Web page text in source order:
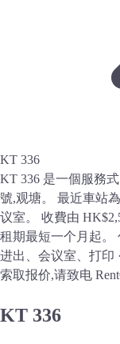
KT 336
KT 336 是一個服務
號,观塘。 最近車站
议室。 收費由
租期最短一个月起。
进出、会议室、打印
索取报价,请致电
KT 336